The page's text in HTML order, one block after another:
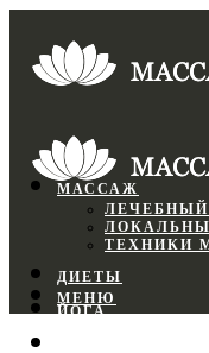
МАССАЖ
ТЕХНИКИ
ДИЕТЫ
ЙОГА
МЕНЮ